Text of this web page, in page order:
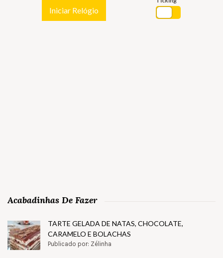
Iniciar Relógio
Acabadinhas De Fazer
TARTE GELADA DE NATAS, CHOCOLATE,
CARAMELO E BOLACHAS
Publicado por: Zélinha